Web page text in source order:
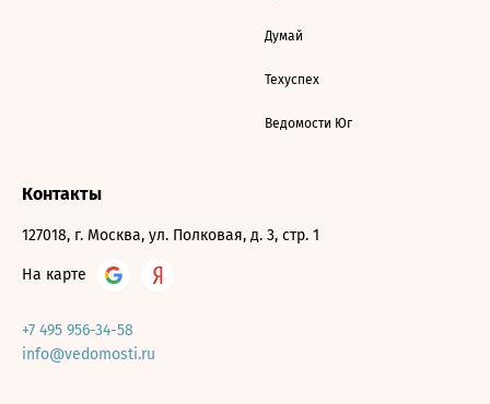
Думай
Техуспех
Ведомости Юг
Контакты
127018, г. Москва, ул. Полковая, д. 3, стр. 1
На карте
+7 495 956-34-58
info@vedomosti.ru